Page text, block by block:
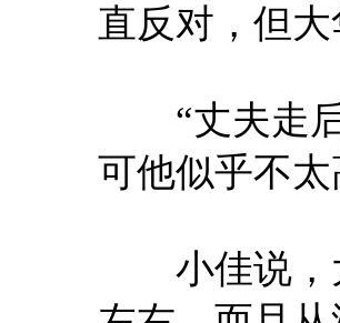
直反对，但
“丈夫走后
可他似乎不
小佳说，大